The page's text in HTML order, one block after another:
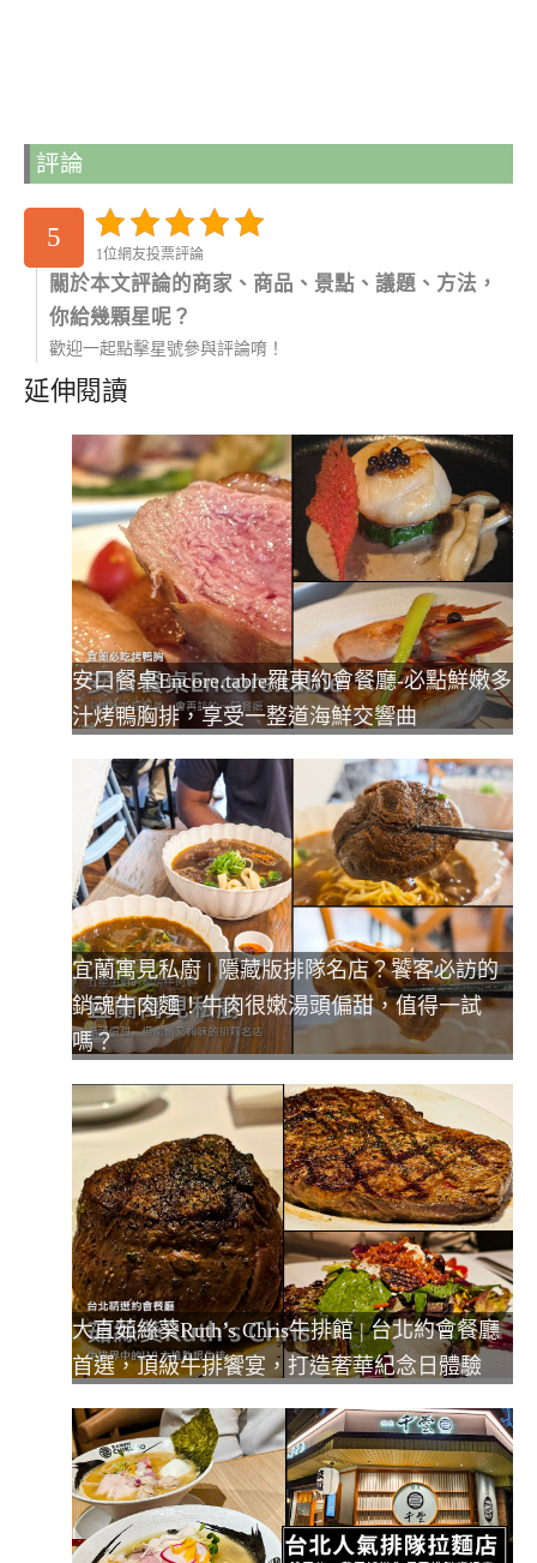
評論
5
1位網友投票評論
關於本文評論的商家、商品、景點、議題、方法，
你給幾顆星呢？
歡迎一起點擊星號參與評論唷！
延伸閱讀
安口餐桌Encore.table羅東約會餐廳-必點鮮嫩多
汁烤鴨胸排，享受一整道海鮮交響曲
宜蘭寓見私廚 | 隱藏版排隊名店？饕客必訪的
銷魂牛肉麵！牛肉很嫩湯頭偏甜，值得一試
嗎？
大直茹絲葵Ruth’s Chris牛排館 | 台北約會餐廳
首選，頂級牛排饗宴，打造奢華紀念日體驗